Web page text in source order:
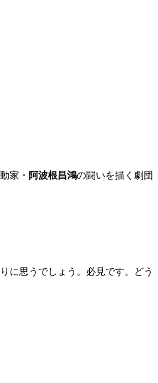
家・ 阿波根昌鴻の闘いを描く劇団
に思うでしょう。必見です。どう